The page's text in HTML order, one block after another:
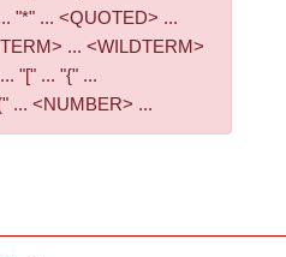
"*" ... <QUOTED> ...
... <WILDTERM>
"[" ... "{" ...
... <NUMBER> ...